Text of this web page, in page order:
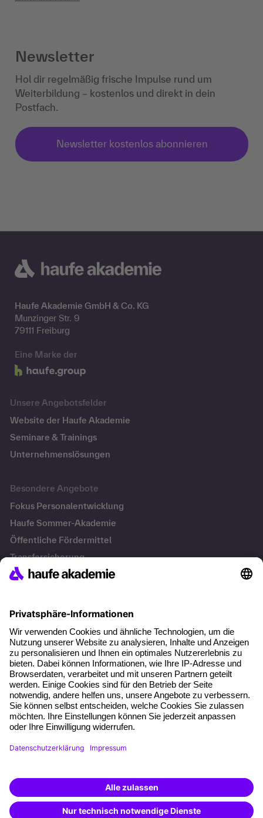
Newsletter
Hol dir regelmäßig frische Impulse rund um
Weiterbildung – kostenlos und direkt in dein
Postfach.
Newsletter kostenlos abonnieren
Haufe Akademie GmbH & Co. KG
Munzinger Str. 9
79111 Freiburg
Eine Marke der
Unsere Angebotsfelder
Website der Haufe Akademie
Seminare & Trainings
Unternehmenslösungen
Besondere Angebote
Fokus Personalentwicklung
Haufe Sommer-Akademie
Öffentliche Fördermittel
Transfersicherung
Führung im KI-Zeitalter: Wie Human-AI-Leadership Teams
stark macht
Operatives Personalmanagement: Aufgaben, Prozesse
und Grundlagen im Überblick
KI Texte menschlicher machen und unverwechselbar
bleiben
KI-Projekte zum Erfolg bringen
Datenschutz
Cookie-Einstellungen